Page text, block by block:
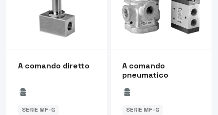
A comando diretto
SERIE MF-G
A comando
pneumatico
SERIE MF-G